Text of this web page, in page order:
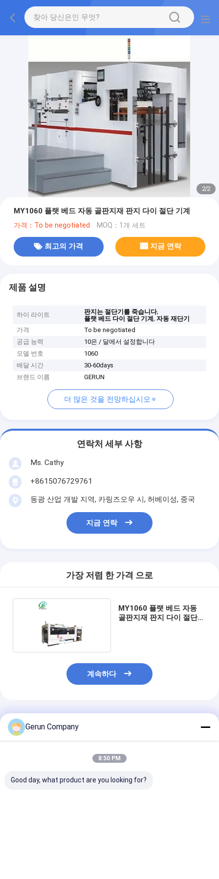
2/2
MY1060 플랫 베드 자동 골판지재 판지 다이 절단 기계
가격：To be negotiated MOQ：1개 세트
최고의 가격 지금 연락
제품 설명
하이 라이트 판지는 절단기를 죽습니다,
플랫 베드 다이 절단 기계,자동 재단기
가격
To be negotiated
공급 능력
10은 / 달에서 설정합니다
모델 번호
1060
배달 시간
30-60days
브랜드 이름
GERUN
더 많은 것을 전망하십시오
연락처 세부 사항
Ms. Cathy
+8615076729761
동광 산업 개발 지역, 카링즈오우 시, 허베이성, 중국
지금 연락
가장 저렴 한 가격 으로
MY1060 플랫 베드 자동
골판지재 판지 다이 절단
계속하다
추천된 제품
Gerun Company
8:50 PM
Good day, what product are you looking for?